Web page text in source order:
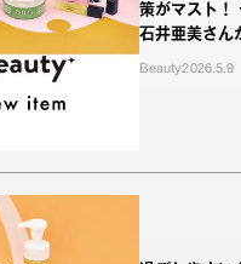
策がマスト！
石井亜美さん
Beauty2026.5.9